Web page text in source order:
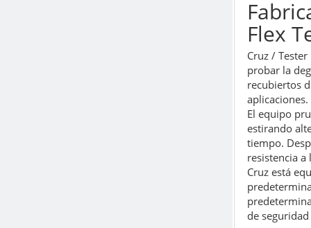
Flex
Cruz /
probar la
recubiertos
aplicaciones.
El equipo
estirando
tiempo.
resistencia
Cruz está
de